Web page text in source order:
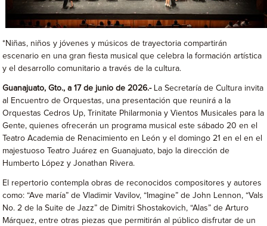
*Niñas, niños y jóvenes y músicos de trayectoria compartirán
escenario en una gran fiesta musical que celebra la formación artística
y el desarrollo comunitario a través de la cultura.
Guanajuato, Gto., a 17 de junio de 2026.- La Secretaría de Cultura invita
al Encuentro de Orquestas, una presentación que reunirá a la
Orquestas Cedros Up, Trinitate Philarmonia y Vientos Musicales para la
Gente, quienes ofrecerán un programa musical este sábado 20 en el
Teatro Academia de Renacimiento en León y el domingo 21 en el en el
majestuoso Teatro Juárez en Guanajuato, bajo la dirección de
Humberto López y Jonathan Rivera.
El repertorio contempla obras de reconocidos compositores y autores
como: “Ave maría” de Vladimir Vavilov, “Imagine” de John Lennon, “Vals
No. 2 de la Suite de Jazz” de Dimitri Shostakovich, “Alas” de Arturo
Márquez, entre otras piezas que permitirán al público disfrutar de un